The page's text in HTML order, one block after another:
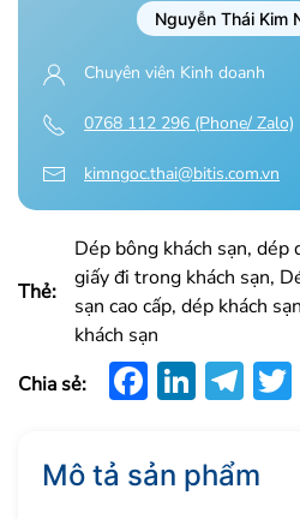
Nguyễn Thái Kim
Chuyên viên Kinh doanh
0768 112 296 (Phone/ Zalo)
kimngoc.thai@bitis.com.vn
Thẻ:
Dép bông khách sạn, dép
giấy đi trong khách sạn,
sạn cao cấp, dép khách
khách sạn
Chia sẻ:
Mô tả sản phẩm